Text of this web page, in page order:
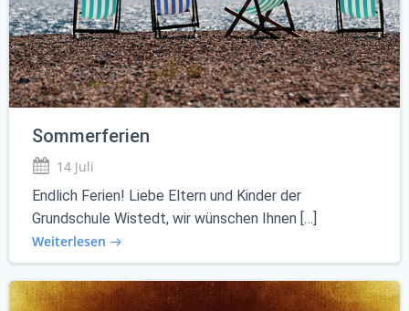
Sommerferien
14 Juli
Endlich Ferien! Liebe Eltern und Kinder der
Grundschule Wistedt, wir wünschen Ihnen […]
Weiterlesen